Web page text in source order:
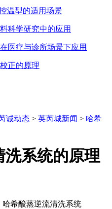
温型的适用场景
科学研究中的应用
医疗与诊所场景下应用
正的原理
诚动态 > 英芮城新闻 > 哈希
洗系统的原理
哈希酸蒸逆流清洗系统